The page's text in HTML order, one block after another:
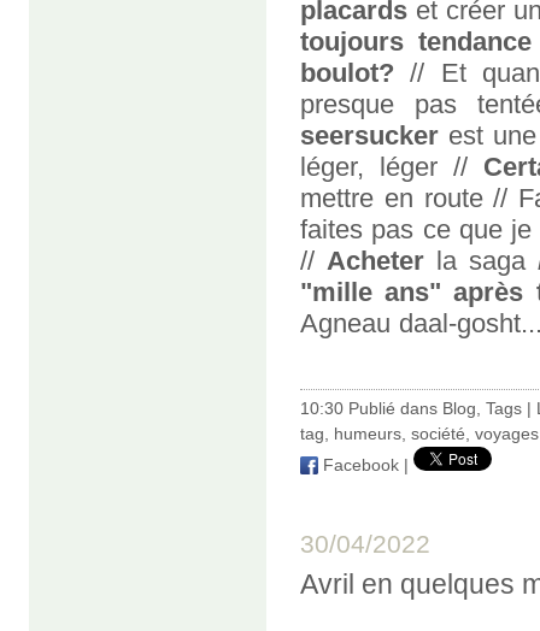
placards et créer
toujours
boulot? // Et
presque pas
seersucker est
léger, léger //
mettre en route //
faites pas ce que
// Acheter la saga
"mille ans" après
Agneau daal-
10:30 Publié dans Blog Tags |
tag
humeurs société voyages
Facebook |
30/04/2022
Avril en quelques